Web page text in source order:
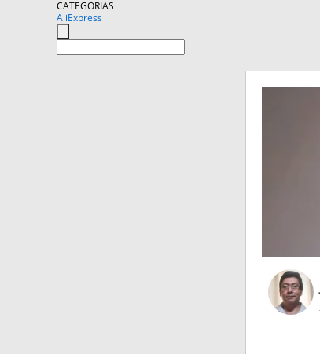
CATEGORIAS
AliExpress